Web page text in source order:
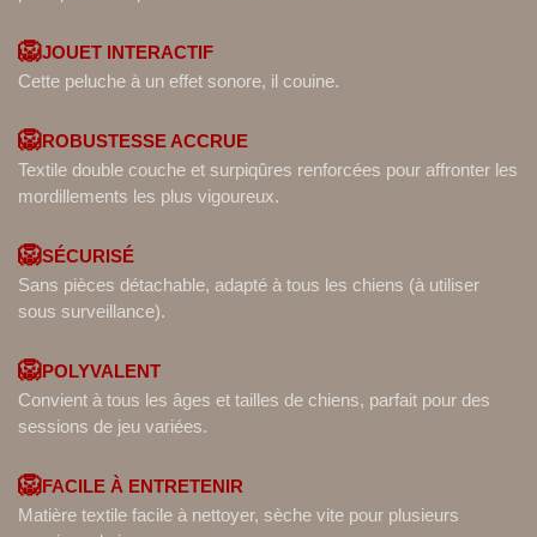
🦁JOUET INTERACTIF
🦁ROBUSTESSE ACCRUE
Textile double couche et surpiqûres renforcées pour
🦁SÉCURISÉ
Sans pièces détachable, adapté à tous les chiens (à
🦁POLYVALENT
Convient à tous les âges et tailles de chiens, parfait
🦁FACILE À ENTRETENIR